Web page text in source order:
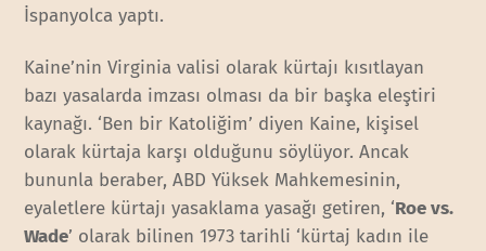
İspanyolca yaptı.
Kaine’nin Virginia valisi olarak kürtajı kısıtlayan
bazı yasalarda imzası olması da bir başka eleştiri
kaynağı. ‘Ben bir Katoliğim’ diyen Kaine, kişisel
olarak kürtaja karşı olduğunu söylüyor. Ancak
bununla beraber, ABD Yüksek Mahkemesinin,
eyaletlere kürtajı yasaklama yasağı getiren, ‘Roe vs.
Wade’ olarak bilinen 1973 tarihli ‘kürtaj kadın ile